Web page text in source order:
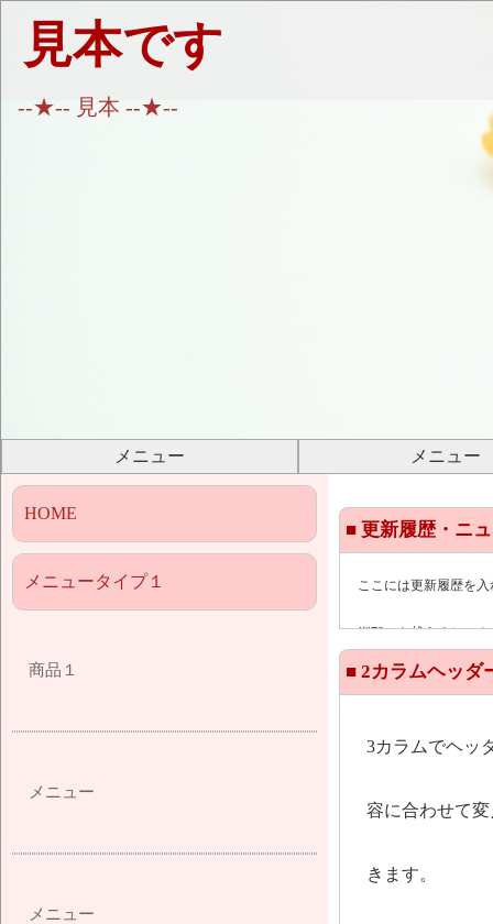
見本です
--★-- 見本 --★--
メニュー メニュー
■ 更新履歴・ニ
ここには更新履歴を
縦70pxを越えるとス
ここには更新履歴を
ここには更新履歴を
■ 2カラムヘッダ
3カラムでヘッ
容に合わせて
きます。
HOME
メニュータイプ１
商品１
メニュー
メニュー